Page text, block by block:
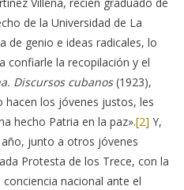
de la Universidad de La
de genio e ideas radicales, lo
confiarle la recopilación y el
Discursos cubanos(1923),
los jóvenes justos, les
hecho Patria en la paz».[2] Y,
junto a otros jóvenes
Protesta de los Trece, con la
nacional ante el